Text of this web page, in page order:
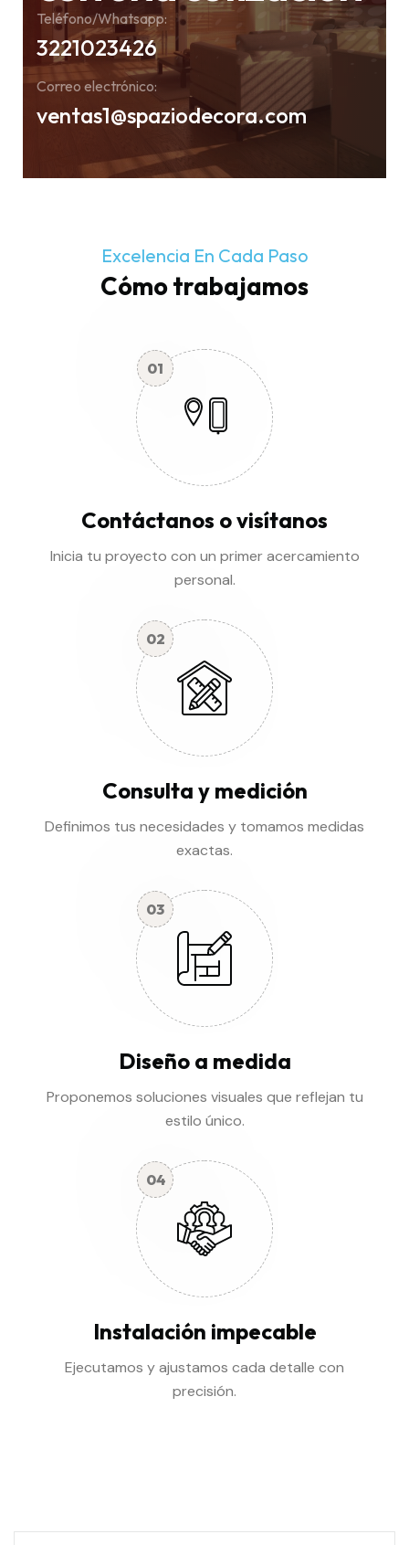
Teléfono/Whatsapp:
3221023426
Correo electrónico:
ventas1@spaziodecora.com
Excelencia En Cada Paso
Cómo trabajamos
01
Contáctanos o visítanos
Inicia tu proyecto con un primer acercamiento
personal.
02
Consulta y medición
Definimos tus necesidades y tomamos medidas
exactas.
03
Diseño a medida
Proponemos soluciones visuales que reflejan tu
estilo único.
04
Instalación impecable
Ejecutamos y ajustamos cada detalle con
precisión.